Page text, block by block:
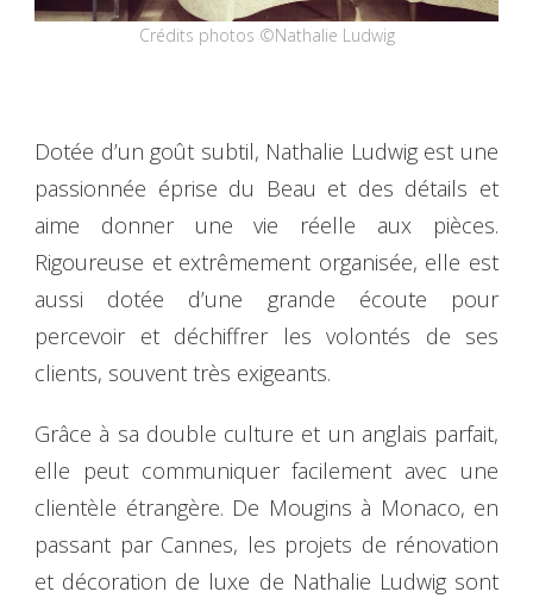
Crédits photos ©Nathalie Ludwig
Dotée d’un goût subtil, Nathalie Ludwig est une
passionnée éprise du Beau et des détails et
aime donner une vie réelle aux pièces.
Rigoureuse et extrêmement organisée, elle est
aussi dotée d’une grande écoute pour
percevoir et déchiffrer les volontés de ses
clients, souvent très exigeants.
Grâce à sa double culture et un anglais parfait,
elle peut communiquer facilement avec une
clientèle étrangère. De Mougins à Monaco, en
passant par Cannes, les projets de rénovation
et décoration de luxe de Nathalie Ludwig sont